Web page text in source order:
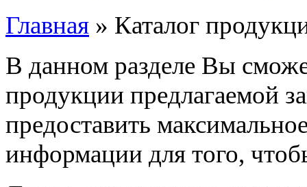
Главная » Каталог
В данном разделе Вы
продукции предлагаемой
предоставить
информации для того,